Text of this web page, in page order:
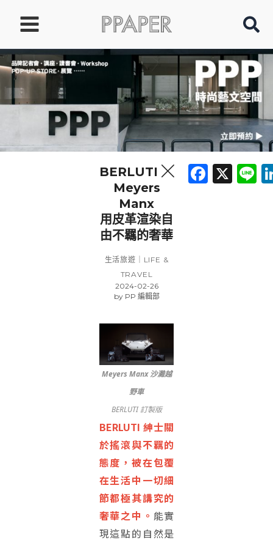
要
內
BERLUTI ╳
Meyers
Manx
用皮革渲染自
由不羈的奢華
生活旅遊｜LIFE &
TRAVEL
2024-02-26
byPP 編輯部
Meyers Manx 沙灘越
野車
BERLUTI 訂製版
BERLUTI 紳士關
於搖滾與不羈的
態度，被在包覆
在生活中一切細
節都極其講究的
奢華之中。 能實
現這點的自然是
X